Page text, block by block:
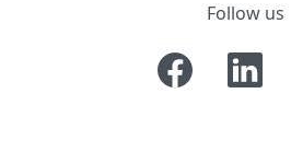
Follow us